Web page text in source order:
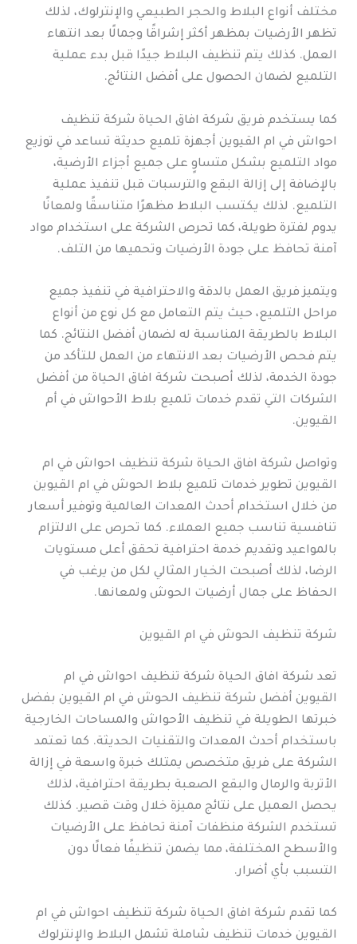
مختلف أنواع البلاط والحجر الطبيعي والإنترلوك، لذلك
تظهر الأرضيات بمظهر أكثر إشراقًا وجمالًا بعد انتهاء
العمل. كذلك يتم تنظيف البلاط جيدًا قبل بدء عملية
التلميع لضمان الحصول على أفضل النتائج.
كما يستخدم فريق شركة افاق الحياة شركة تنظيف
احواش في ام القيوين أجهزة تلميع حديثة تساعد في توزيع
مواد التلميع بشكل متساوٍ على جميع أجزاء الأرضية،
بالإضافة إلى إزالة البقع والترسبات قبل تنفيذ عملية
التلميع. لذلك يكتسب البلاط مظهرًا متناسقًا ولمعانًا
يدوم لفترة طويلة، كما تحرص الشركة على استخدام مواد
آمنة تحافظ على جودة الأرضيات وتحميها من التلف.
ويتميز فريق العمل بالدقة والاحترافية في تنفيذ جميع
مراحل التلميع، حيث يتم التعامل مع كل نوع من أنواع
البلاط بالطريقة المناسبة له لضمان أفضل النتائج. كما
يتم فحص الأرضيات بعد الانتهاء من العمل للتأكد من
جودة الخدمة، لذلك أصبحت شركة افاق الحياة من أفضل
الشركات التي تقدم خدمات تلميع بلاط الأحواش في أم
القيوين.
وتواصل شركة افاق الحياة شركة تنظيف احواش في ام
القيوين تطوير خدمات تلميع بلاط الحوش في ام القيوين
من خلال استخدام أحدث المعدات العالمية وتوفير أسعار
تنافسية تناسب جميع العملاء. كما تحرص على الالتزام
بالمواعيد وتقديم خدمة احترافية تحقق أعلى مستويات
الرضا، لذلك أصبحت الخيار المثالي لكل من يرغب في
الحفاظ على جمال أرضيات الحوش ولمعانها.
شركة تنظيف الحوش في ام القيوين
تعد شركة افاق الحياة شركة تنظيف احواش في ام
القيوين أفضل شركة تنظيف الحوش في ام القيوين بفضل
خبرتها الطويلة في تنظيف الأحواش والمساحات الخارجية
باستخدام أحدث المعدات والتقنيات الحديثة. كما تعتمد
الشركة على فريق متخصص يمتلك خبرة واسعة في إزالة
الأتربة والرمال والبقع الصعبة بطريقة احترافية، لذلك
يحصل العميل على نتائج مميزة خلال وقت قصير. كذلك
تستخدم الشركة منظفات آمنة تحافظ على الأرضيات
والأسطح المختلفة، مما يضمن تنظيفًا فعالًا دون
التسبب بأي أضرار.
كما تقدم شركة افاق الحياة شركة تنظيف احواش في ام
القيوين خدمات تنظيف شاملة تشمل البلاط والإنترلوك